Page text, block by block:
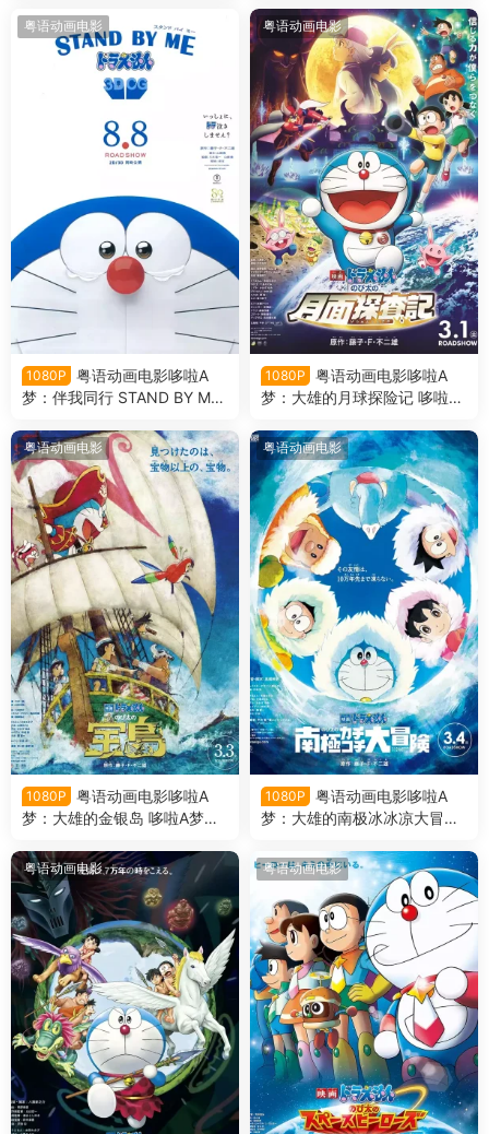
粤语动画电影
1080P
粤语动画电影哆啦A
梦：伴我同行 STAND BY M
粤语动画电影
1080P
粤语动画电影哆啦A
梦：大雄的月球探险记 哆啦A
粤语版
粤语动画电影
1080P
粤语动画电影哆啦A
梦：大雄的金银岛 哆啦A梦剧
粤语动画电影
1080P
粤语动画电影哆啦A
梦：大雄的南极冰冰凉大冒险
冰冰凉大冒险粤语版
粤语动画电影 粤语动画电影